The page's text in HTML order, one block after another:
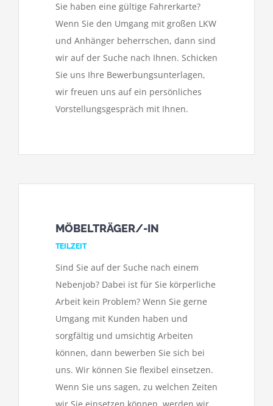
Sie haben eine gültige Fahrerkarte?
Wenn Sie den Umgang mit großen LKW
und Anhänger beherrschen, dann sind
wir auf der Suche nach Ihnen. Schicken
Sie uns Ihre Bewerbungsunterlagen,
wir freuen uns auf ein persönliches
Vorstellungsgespräch mit Ihnen.
MÖBELTRÄGER/-IN
TEILZEIT
Sind Sie auf der Suche nach einem
Nebenjob? Dabei ist für Sie körperliche
Arbeit kein Problem? Wenn Sie gerne
Umgang mit Kunden haben und
sorgfältig und umsichtig Arbeiten
können, dann bewerben Sie sich bei
uns. Wir können Sie flexibel einsetzen.
Wenn Sie uns sagen, zu welchen Zeiten